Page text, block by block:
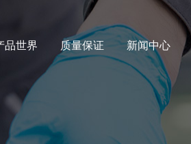
品世界 质量保证 新闻中心